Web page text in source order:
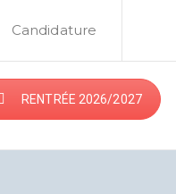
Candidature
RENTRÉE 2026/2027